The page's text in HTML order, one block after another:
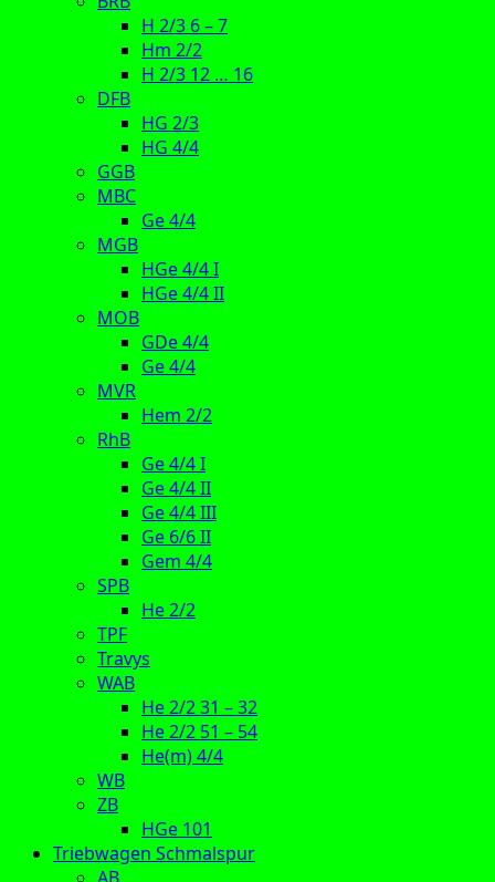
H 2/3 6 – 7
Hm 2/2
H 2/3 12 … 16
DFB
HG 2/3
HG 4/4
GGB
MBC
Ge 4/4
MGB
HGe 4/4 I
HGe 4/4 II
MOB
GDe 4/4
Ge 4/4
MVR
Hem 2/2
RhB
Ge 4/4 I
Ge 4/4 II
Ge 4/4 III
Ge 6/6 II
Gem 4/4
SPB
He 2/2
TPF
Travys
WAB
He 2/2 31 – 32
He 2/2 51 – 54
He(m) 4/4
WB
ZB
HGe 101
Triebwagen Schmalspur